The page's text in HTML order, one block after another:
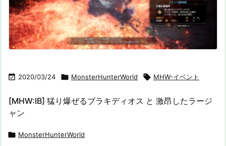
 2020/03/24  MonsterHunterWorld  MHW-イベント
[MHW:IB] 猛り爆ぜるブラキディオス と 激昂したラージ
ャン
 MonsterHunterWorld